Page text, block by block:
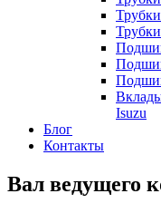
Isuzu
Блог
Контакты
Вал ведущего